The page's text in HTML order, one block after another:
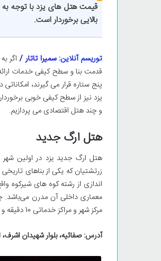
قیمت هتل های یزد با توجه
بالایی برخوردار است.
توریسم آنلاین: سمیرا تاتار / اگر
قدمت بنا و سطح کیفی خدمات
پنج ستاره قرار می گیرند،
یزد نیز از سطح کیفی خوبی
و چند هتل اقتصادی می پردازیم.
هتل ارگ جدید
زرتشتیان که یکی از بناهای
اندازی از رشته کوه های شیرکوه
معماری داخلی آن مدرن می‌باشد.
مرکز شهر و مراکز خدماتی 10 دقیقه و تا فرودگاه 15 دقیقه می‌باشد.
آدرس: صفائیه، بلوار شهیدان اشرف،